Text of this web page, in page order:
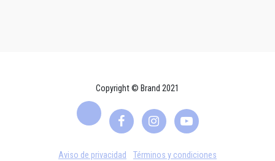
Copyright © Brand 2021
Aviso de privacidad Términos y condiciones